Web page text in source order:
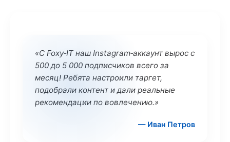
«С Foxy‑IT наш Instagram‑аккаунт вырос с
500 до 5 000 подписчиков всего за
месяц! Ребята настроили таргет,
подобрали контент и дали реальные
рекомендации по вовлечению.»
— Иван Петров